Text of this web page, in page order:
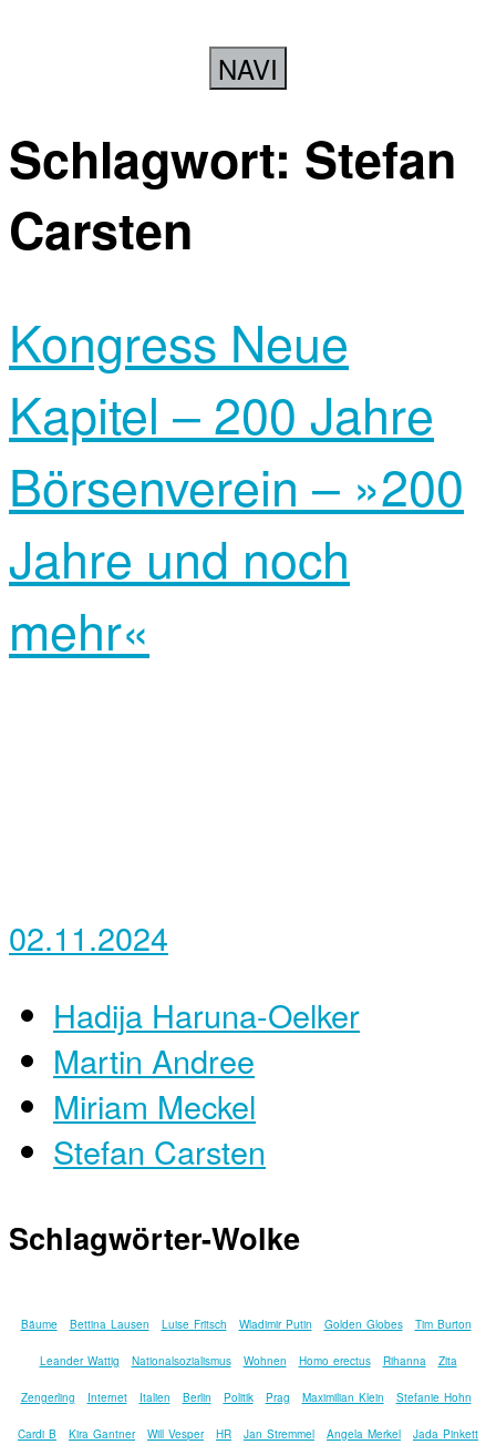
NAVI
Schlagwort: Stefan
Carsten
Kongress Neue
Kapitel – 200 Jahre
Börsenverein – »200
Jahre und noch
mehr«
02.11.2024
Hadija Haruna-Oelker
Martin Andree
Miriam Meckel
Stefan Carsten
Schlagwörter-Wolke
Bäume Bettina Lausen Luise Fritsch Wladimir Putin Golden Globes Tim Burton
Leander Wattig Nationalsozialismus Wohnen Homo erectus Rihanna Zita
Zengerling Internet Italien Berlin Politik Prag Maximilian Klein Stefanie Hohn
Cardi B Kira Gantner Will Vesper HR Jan Stremmel Angela Merkel Jada Pinkett